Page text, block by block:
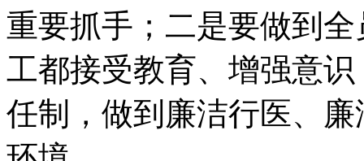
重要抓手；二是要做到
工都接受教育、增强意
任制，做到廉洁行医、